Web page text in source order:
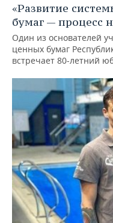
«Развитие
бумаг — процесс
Один из основателей
ценных бумаг
встречает 80-летний